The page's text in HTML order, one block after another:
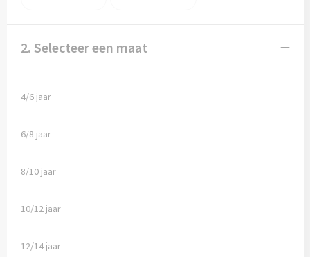
2. Selecteer een maat
4/6 jaar
6/8 jaar
8/10 jaar
10/12 jaar
12/14 jaar